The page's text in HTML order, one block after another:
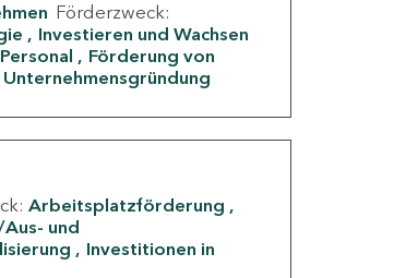
Förderzweck:
Investieren und Wachsen
Förderung von
Unternehmensgründung
Arbeitsplatzförderung
und
Investitionen in